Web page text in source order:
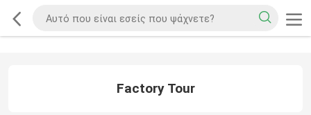
Factory Tour